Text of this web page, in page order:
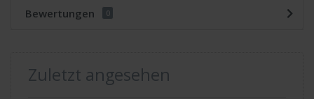
Bewertungen 0
Zuletzt angesehen